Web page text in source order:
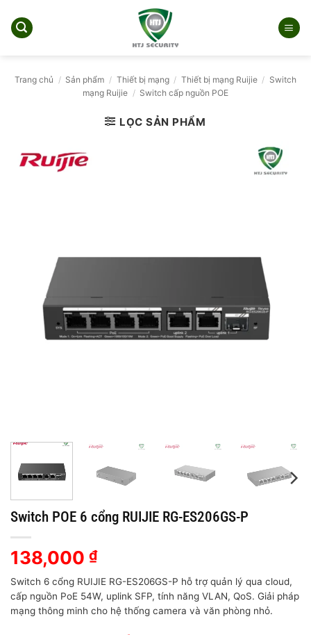
qua
Trang chủ / Sản phẩm / Thiết bị mạng / Thiết bị mạng Ruijie / Switch
mạng Ruijie / Switch cấp nguồn POE
LỌC SẢN PHẨM
Switch POE 6 cổng RUIJIE RG-ES206GS-P
138,000 ₫
Switch 6 cổng RUIJIE RG-ES206GS-P hỗ trợ quản lý qua cloud,
cấp nguồn PoE 54W, uplink SFP, tính năng VLAN, QoS. Giải pháp
mạng thông minh cho hệ thống camera và văn phòng nhỏ.